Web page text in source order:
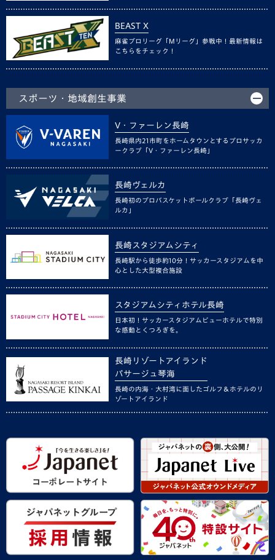
BEAST X
麻雀プロリーグ「Mリーグ」参戦中！最新情報は
こちらをチェック！
スポーツ・地域創生事業
V・ファーレン長崎
長崎県内21市町をホームタウンとするプロサッカ
ークラブ「V・ファーレン長崎」
長崎ヴェルカ
長崎初のプロバスケットボールクラブ「長崎ヴェ
ルカ」
長崎スタジアムシティ
長崎駅から徒歩約10分！サッカースタジアムを中
心とした大型複合施設
スタジアムシティホテル長崎
日本初！サッカースタジアムビューホテルで特別
な感動とくつろぎを。
長崎リゾートアイランド
パサージュ琴海
長崎の内海・大村湾に面したゴルフ＆ホテルのリ
ゾートアイランド